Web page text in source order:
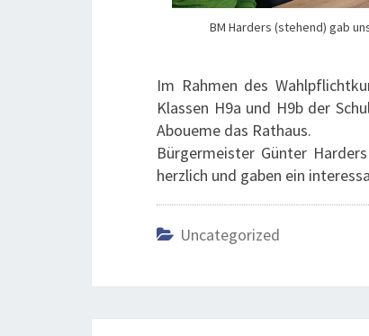
BM Harders (stehend) gab
Im Rahmen des
Klassen H9a und H9b der
Aboueme das Rathaus.
Bürgermeister Günter
herzlich und gaben ein
Uncategorized